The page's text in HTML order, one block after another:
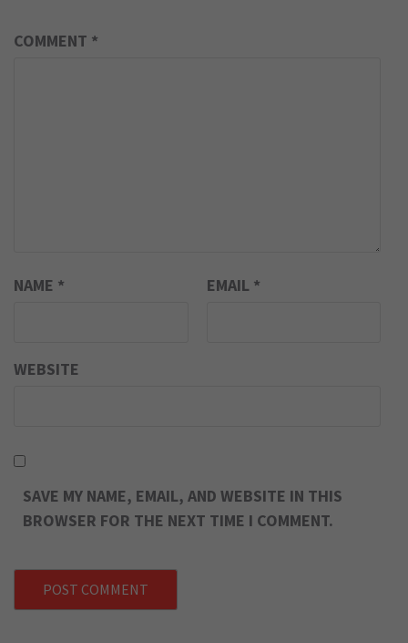
COMMENT *
NAME * EMAIL *
WEBSITE
SAVE MY NAME, EMAIL, AND WEBSITE IN THIS
BROWSER FOR THE NEXT TIME I COMMENT.